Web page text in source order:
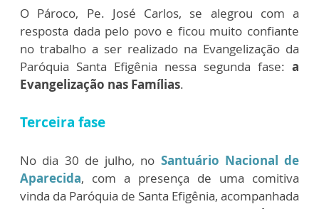
O Pároco, Pe. José Carlos, se alegrou com a
resposta dada pelo povo e ficou muito confiante
no trabalho a ser realizado na Evangelização da
Paróquia Santa Efigênia nessa segunda fase: a
Evangelização nas Famílias.
Terceira fase
No dia 30 de julho, no Santuário Nacional de
Aparecida, com a presença de uma comitiva
vinda da Paróquia de Santa Efigênia, acompanhada